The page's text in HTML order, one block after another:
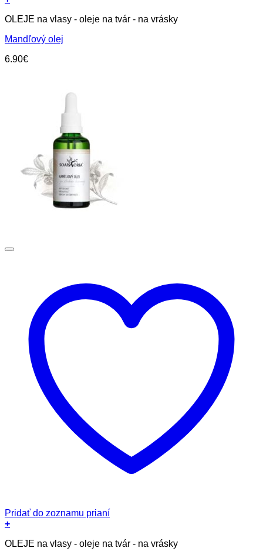
OLEJE na vlasy - oleje na tvár - na vrásky
Mandľový olej
6.90€
Pridať do zoznamu prianí
+
OLEJE na vlasy - oleje na tvár - na vrásky